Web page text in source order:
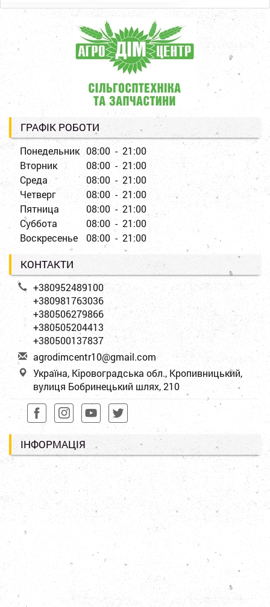
ГРАФІК РОБОТИ
Понедельник 08:00 - 21:00
Вторник
08:00 - 21:00
Среда
08:00 - 21:00
Четверг
08:00 - 21:00
Пятница
08:00 - 21:00
Суббота
08:00 - 21:00
Воскресенье
08:00 - 21:00
КОНТАКТИ
+380952489100
+380981763036
+380506279866
+380505204413
+380500137837
agrodimcentr10@gmail.com
Україна, Кіровоградська обл., Кропивницький,
вулиця Бобринецький шлях, 210
ІНФОРМАЦІЯ